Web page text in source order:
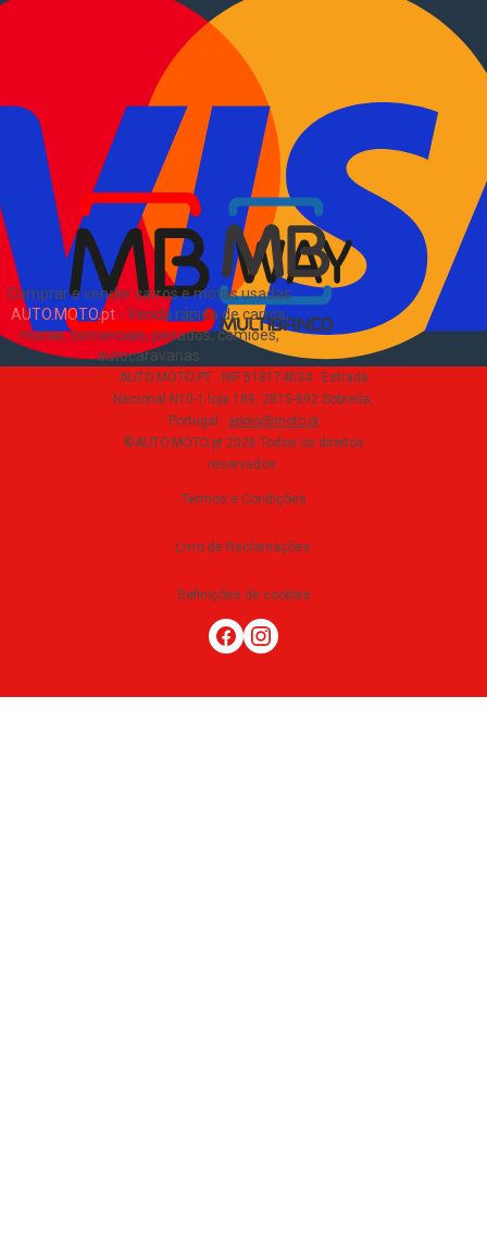
Comprar e vender carros e motas usadas
AUTO.MOTO.pt- Venda rápida de carros,
motas, comerciais, pesados, camiões,
autocaravanas
Vender comerciais
Informações
Como comprar e vender
Pacotes de anúncios
Verificar VIN e matrícula
Sitemap
EN
Sobre Nós
AUTO.MOTO.PT · NIF 518174034 · Estrada
Nacional N10-1 loja 189, 2815-892 Sobreda,
Portugal · apoio@moto.pt
©AUTO.MOTO.pt 2026 Todos os direitos
reservados.
Termos e Condições
Livro de Reclamações
Definições de cookies